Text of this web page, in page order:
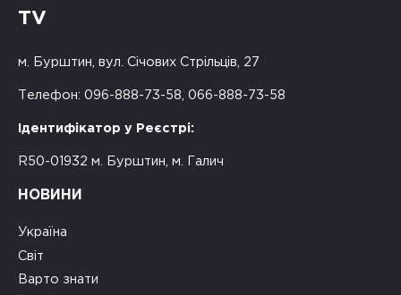
TV
м. Бурштин, вул. Січових Стрільців, 27
Телефон: 096-888-73-58, 066-888-73-58
Ідентифікатор у Реєстрі:
R50-01932 м. Бурштин, м. Галич
НОВИНИ
Україна
Світ
Варто знати